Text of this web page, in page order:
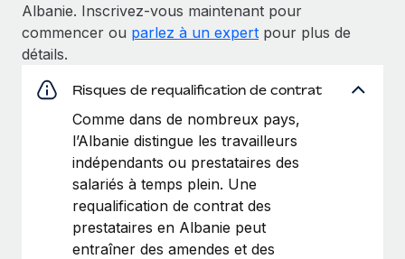
Albanie. Inscrivez‑vous maintenant pour
commencer ou parlez à un expert pour plus de
détails.
Risques de requalification de contrat
Comme dans de nombreux pays,
l’Albanie distingue les travailleurs
indépendants ou prestataires des
salariés à temps plein. Une
requalification de contrat des
prestataires en Albanie peut
entraîner des amendes et des